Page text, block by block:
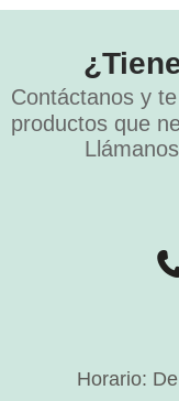
Contáctanos y
productos que
Horario: